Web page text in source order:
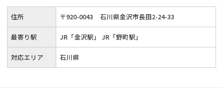
住所 〒920-0043 石川県金沢市長田2-24-33
最寄り駅 JR「金沢駅」 JR「野町駅」
対応エリア 石川県